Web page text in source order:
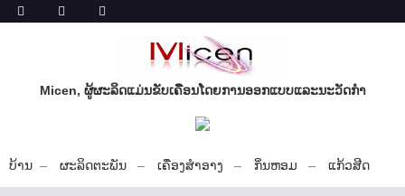
Micen, ຜູ້ຜະລິດແມ່ນຂັບເຄື່ອນໂດຍການອອກແບບແລະນະວັດກໍາ
ບ້ານ ຜະລິດຕະພັນ ເຄື່ອງສໍາອາງ ກິ່ນຫອມ ແກ້ວສີດ